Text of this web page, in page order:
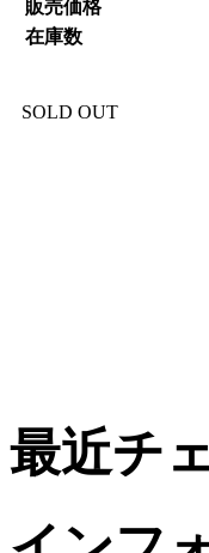
販売価格
在庫数
SOLD OUT
最近チ